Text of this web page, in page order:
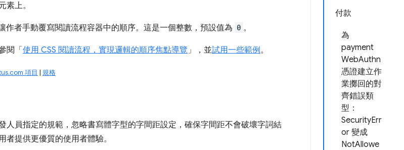
付款
為
payment
WebAuthn
憑證建立作
業擲回的對
齊錯誤類
型：
SecurityErr
or 變成
NotAllowe
素上。
作者手動覆寫閱讀流程容器中的順序。這是一個整數，預設值為 0 。
閱「 使用 CSS 閱讀流程，實現邏輯的順序焦點導覽」，並試用一些範例。
項目 | 規格
人員指定的規範，忽略書寫體字型的字間距設定，確保字間距不會破壞字詞結
提供更優質的使用者體驗。